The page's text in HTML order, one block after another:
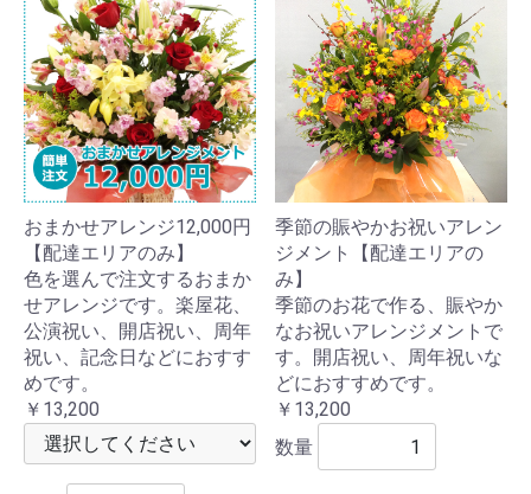
おまかせアレンジ12,000円
【配達エリアのみ】
色を選んで注文するおまか
せアレンジです。楽屋花、
公演祝い、開店祝い、周年
祝い、記念日などにおすす
めです。
￥13,200
季節の賑やかお祝いアレン
ジメント【配達エリアの
み】
季節のお花で作る、賑やか
なお祝いアレンジメントで
す。開店祝い、周年祝いな
どにおすすめです。
￥13,200
数量